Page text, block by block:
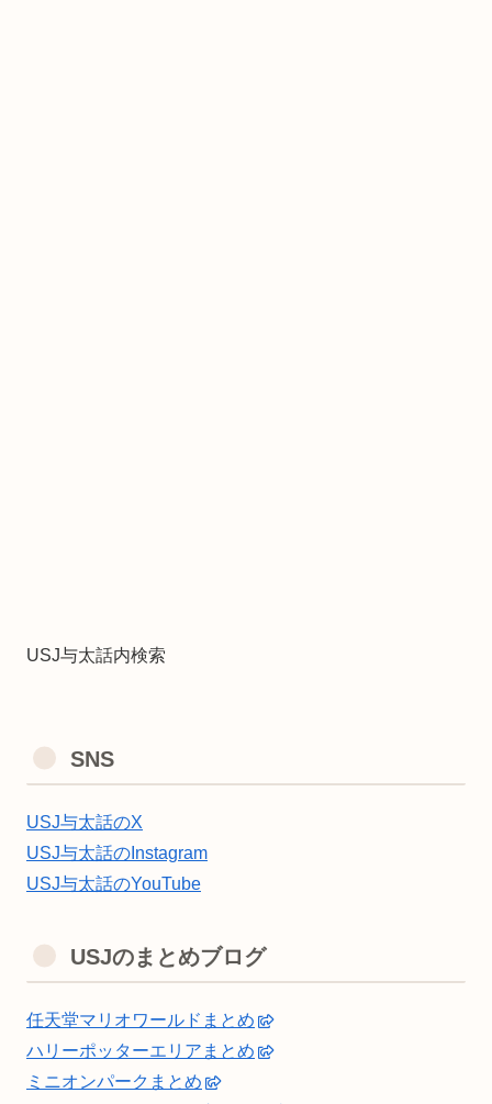
USJ与太話内検索
SNS
USJ与太話のX
USJ与太話のInstagram
USJ与太話のYouTube
USJのまとめブログ
任天堂マリオワールドまとめ
ハリーポッターエリアまとめ
ミニオンパークまとめ